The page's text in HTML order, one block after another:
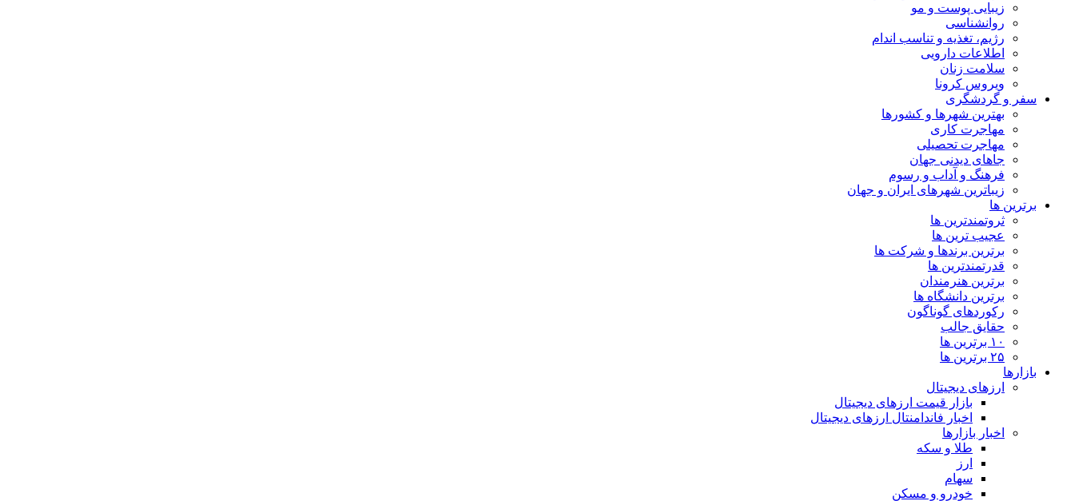
زیبایی پوست و مو
روانشناسی
رژیم، تغذیه و تناسب اندام
اطلاعات دارویی
سلامت زنان
ویروس کرونا
سفر و گردشگری
بهترین شهرها و کشورها
مهاجرت کاری
مهاجرت تحصیلی
جاهای دیدنی جهان
فرهنگ و آداب و رسوم
زیباترین شهرهای ایران و جهان
برترین ها
ثروتمندترین ها
عجیب ترین ها
برترین برندها و شرکت ها
قدرتمندترین ها
برترین هنرمندان
برترین دانشگاه ها
رکوردهای گوناگون
حقایق جالب
۱۰ برترین ها
۲۵ برترین ها
بازارها
ارزهای دیجیتال
بازار قیمت ارزهای دیجیتال
اخبار فاندامنتال ارزهای دیجیتال
اخبار بازارها
طلا و سکه
ارز
سهام
خودرو و مسکن